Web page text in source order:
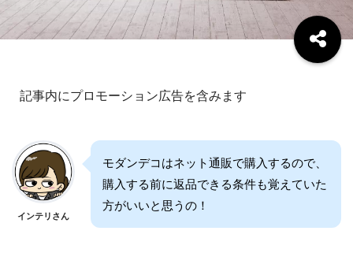
記事内にプロモーション広告を含みます
インテリさん
モダンデコはネット通販で購入するので、
購入する前に返品できる条件も覚えていた
方がいいと思うの！